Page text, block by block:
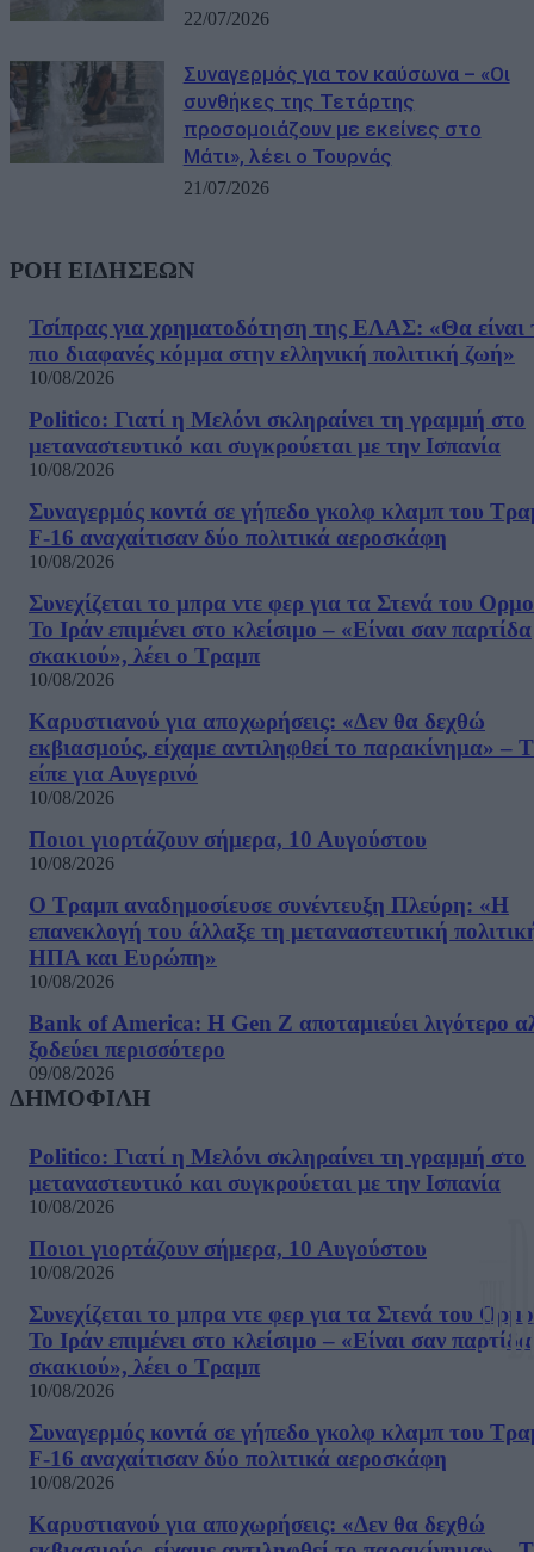
22/07/2026
Συναγερμός για τον καύσωνα – «Οι
συνθήκες της Τετάρτης
προσομοιάζουν με εκείνες στο
Μάτι», λέει ο Τουρνάς
21/07/2026
ΡΟΗ ΕΙΔΗΣΕΩΝ
Τσίπρας για χρηματοδότηση της ΕΛΑΣ: «Θα είναι
πιο διαφανές κόμμα στην ελληνική πολιτική ζωή»
10/08/2026
Politico: Γιατί η Μελόνι σκληραίνει τη γραμμή στο
μεταναστευτικό και συγκρούεται με την Ισπανία
10/08/2026
Συναγερμός κοντά σε γήπεδο γκολφ κλαμπ του
F-16 αναχαίτισαν δύο πολιτικά αεροσκάφη
10/08/2026
Συνεχίζεται το μπρα ντε φερ για τα Στενά του
Το Ιράν επιμένει στο κλείσιμο – «Είναι σαν παρτίδα
σκακιού», λέει ο Τραμπ
10/08/2026
Καρυστιανού για αποχωρήσεις: «Δεν θα δεχθώ
εκβιασμούς, είχαμε αντιληφθεί το παρακίνημα» –
είπε για Αυγερινό
10/08/2026
Ποιοι γιορτάζουν σήμερα, 10 Αυγούστου
10/08/2026
Ο Τραμπ αναδημοσίευσε συνέντευξη Πλεύρη: «Η
επανεκλογή του άλλαξε τη μεταναστευτική
ΗΠΑ και Ευρώπη»
10/08/2026
Bank of America: Η Gen Z αποταμιεύει λιγότερο
ξοδεύει περισσότερο
09/08/2026
ΔΗΜΟΦΙΛΗ
Politico: Γιατί η Μελόνι σκληραίνει τη γραμμή στο
μεταναστευτικό και συγκρούεται με την Ισπανία
10/08/2026
Ποιοι γιορτάζουν σήμερα, 10 Αυγούστου
10/08/2026
Συνεχίζεται το μπρα ντε φερ για τα Στενά του
Το Ιράν επιμένει στο κλείσιμο – «Είναι σαν παρτίδα
σκακιού», λέει ο Τραμπ
10/08/2026
Συναγερμός κοντά σε γήπεδο γκολφ κλαμπ του
F-16 αναχαίτισαν δύο πολιτικά αεροσκάφη
10/08/2026
Καρυστιανού για αποχωρήσεις: «Δεν θα δεχθώ